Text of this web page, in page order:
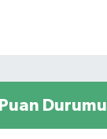
Durumu